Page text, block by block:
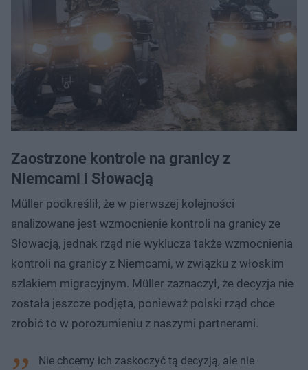
Zaostrzone kontrole na granicy z
Niemcami i Słowacją
Müller podkreślił, że w pierwszej kolejności
analizowane jest wzmocnienie kontroli na granicy ze
Słowacją, jednak rząd nie wyklucza także wzmocnienia
kontroli na granicy z Niemcami, w związku z włoskim
szlakiem migracyjnym. Müller zaznaczył, że decyzja nie
została jeszcze podjęta, ponieważ polski rząd chce
zrobić to w porozumieniu z naszymi partnerami.
Nie chcemy ich zaskoczyć tą decyzją, ale nie